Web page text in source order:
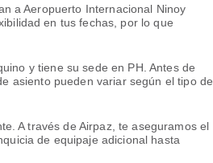
a Aeropuerto Internacional Ninoy
en tus fechas, por lo que
y tiene su sede en PH. Antes de
asiento pueden variar según el tipo de
A través de Airpaz, te aseguramos el
de equipaje adicional hasta